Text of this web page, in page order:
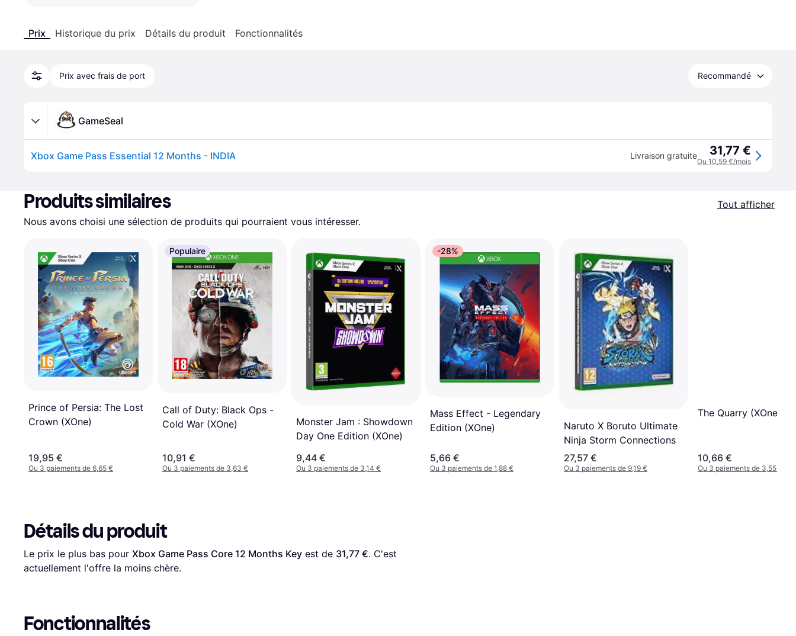
Prix Historique du prix Détails du produit Fonctionnalités
Prix avec frais de port Recommandé
GameSeal
Xbox Game Pass Essential 12 Months - INDIA Livraison gratuite 31,77 €
Ou 10,59 €/mois
Produits similaires
Tout afficher
Nous avons choisi une sélection de produits qui pourraient vous intéresser.
Prince of Persia: The Lost
Crown (XOne)
19,95 €
Ou 3 paiements de 6,65 €
Populaire
Call of Duty: Black Ops -
Cold War (XOne)
10,91 €
Ou 3 paiements de 3,63 €
Monster Jam : Showdown
Day One Edition (XOne)
9,44 €
Ou 3 paiements de 3,14 €
-28%
Mass Effect - Legendary
Edition (XOne)
5,66 €
Ou 3 paiements de 1,88 €
Naruto X Boruto Ultimate
Ninja Storm Connections
27,57 €
Ou 3 paiements de 9,19 €
The Quarry (XOne)
10,66 €
Ou 3 paiements de 3,55 €
Détails du produit
Le prix le plus bas pour Xbox Game Pass Core 12 Months Key est de 31,77 €. C'est
actuellement l'offre la moins chère.
Fonctionnalités